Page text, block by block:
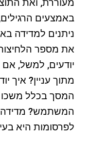
מעוררת, ואת
באמצעים
ניתנים למדידה
את מספר
יודעים, למשל,
מתוך עניין? איך
המסך בכלל
המשתמש?
לפרסומות היא